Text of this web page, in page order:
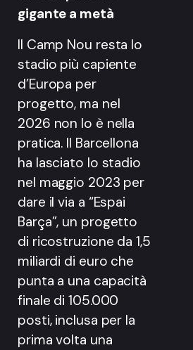
gigante a metà
Il Camp Nou resta lo
stadio più capiente
d’Europa per
progetto, ma nel
2026 non lo è nella
pratica. Il Barcellona
ha lasciato lo stadio
nel maggio 2023 per
dare il via a “Espai
Barça”, un progetto
di ricostruzione da 1,5
miliardi di euro che
punta a una capacità
finale di 105.000
posti, inclusa per la
prima volta una